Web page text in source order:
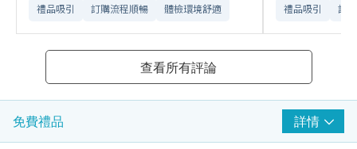
禮品吸引 訂購流程順暢 體檢環境舒適​ 禮品吸引 訂
查看所有評論
免費禮品 詳情